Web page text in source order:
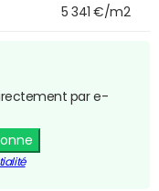
5 341 €/m2
par e-